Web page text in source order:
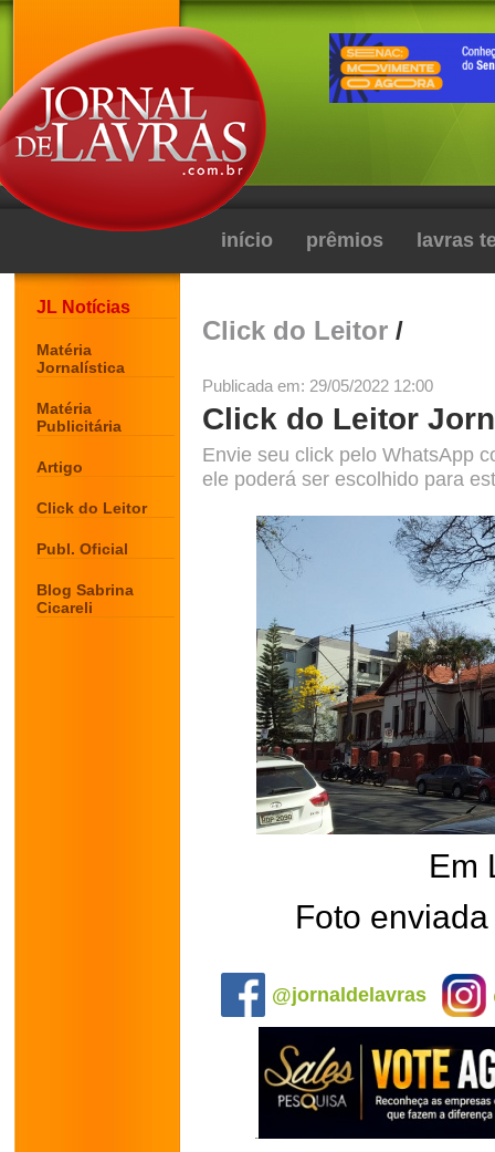
início prêmios lavras
JL Notícias
Matéria
Jornalística
Matéria
Publicitária
Artigo
Click do Leitor
Publ. Oficial
Blog Sabrina
Cicareli
Click do Leitor /
Publicada em: 29/05/2022 12:00
Click do Leitor
Envie seu click pelo WhatsApp
ele poderá ser escolhido para
Em
Foto
@jornaldelavras